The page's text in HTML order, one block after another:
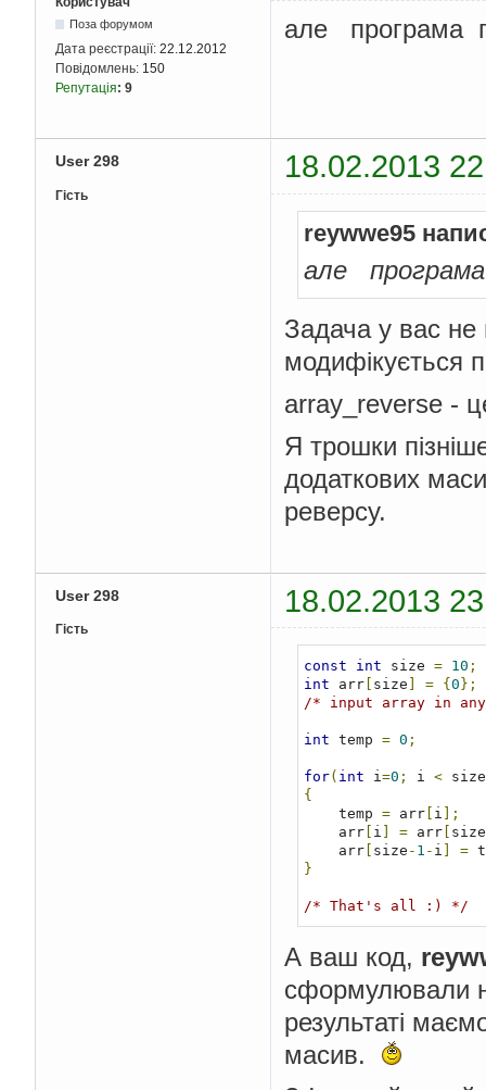
    cout
<< b[j] <<
                cout
}
     getch
();
}
Поза форумом
Дата реєстрації: 22.12.2012
Повідомлень: 150
Репутація: 9
але програма
User 298 18.02.2013
Гість
reywwe95
але
Задача у вас не
модифікується
array_reverse -
Я трошки
додаткових
реверсу.
User 298 18.02.2013
Гість
const int size = 10 ;
int arr[ size = { 0 };
/* input array in
int temp = 0 ;
for( int i=0 ; i < size
{
    temp
= arr[ i ];
    arr
[ i = arr[ size
    arr
[ size - 1 - i =
}
/* That's all :) */
А ваш код,
сформулювали
результаті
масив.